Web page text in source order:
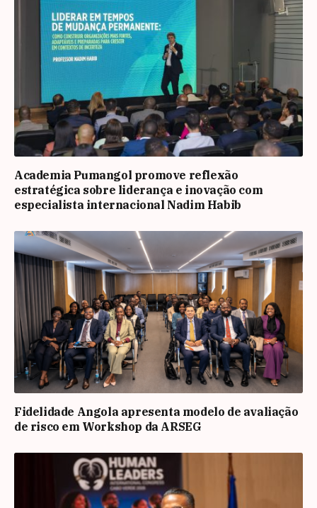
Academia Pumangol promove reflexão
estratégica sobre liderança e inovação com
especialista internacional Nadim Habib
Fidelidade Angola apresenta modelo de avaliação
de risco em Workshop da ARSEG